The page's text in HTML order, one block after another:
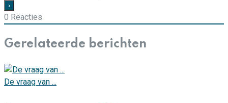
0 Reacties
Gerelateerde berichten
De vraag van ...